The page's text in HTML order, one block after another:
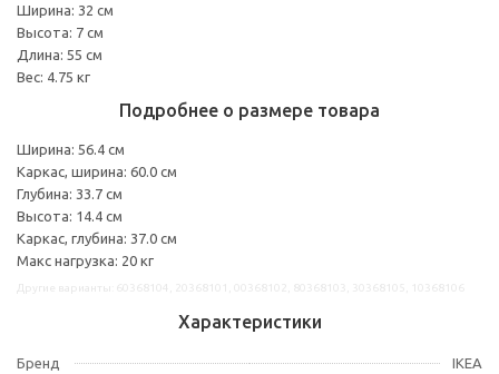
Ширина: 32 см
Высота: 7 см
Длина: 55 см
Вес: 4.75 кг
Подробнее о размере товара
Ширина: 56.4 см
Каркас, ширина: 60.0 см
Глубина: 33.7 см
Высота: 14.4 см
Каркас, глубина: 37.0 см
Макс нагрузка: 20 кг
Характеристики
Бренд IKEA